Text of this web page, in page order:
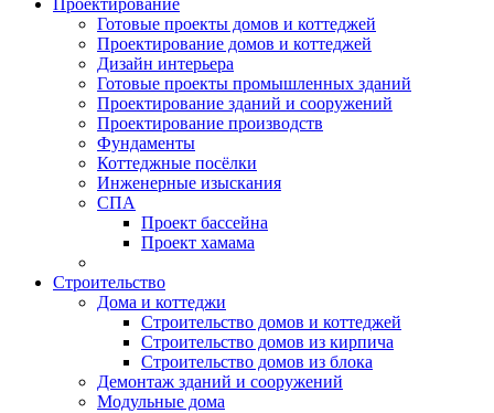
Проектирование
Готовые проекты домов и коттеджей
Проектирование домов и коттеджей
Дизайн интерьера
Готовые проекты промышленных зданий
Проектирование зданий и сооружений
Проектирование производств
Фундаменты
Коттеджные посёлки
Инженерные изыскания
СПА
Проект бассейна
Проект хамама
Строительство
Дома и коттеджи
Строительство домов и коттеджей
Строительство домов из кирпича
Строительство домов из блока
Демонтаж зданий и сооружений
Модульные дома